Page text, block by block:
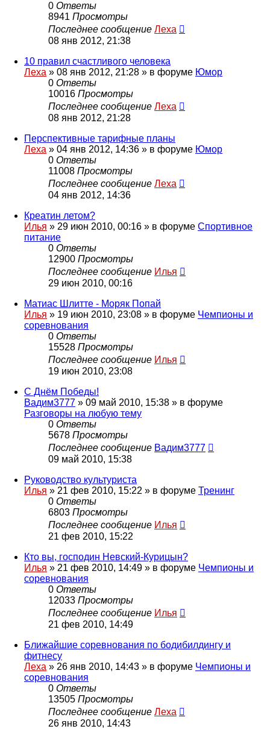
0 Ответы
8941 Просмотры
Последнее сообщение Леха
08 янв 2012, 21:38
10 правил счастливого человека
Леха » 08 янв 2012, 21:28 » в форуме Юмор
0 Ответы
10016 Просмотры
Последнее сообщение Леха
08 янв 2012, 21:28
Перспективные тарифные планы
Леха » 04 янв 2012, 14:36 » в форуме Юмор
0 Ответы
11008 Просмотры
Последнее сообщение Леха
04 янв 2012, 14:36
Креатин летом?
Илья » 29 июн 2010, 00:16 » в форуме Спортивное
питание
0 Ответы
12900 Просмотры
Последнее сообщение Илья
29 июн 2010, 00:16
Матиас Шлитте - Моряк Попай
Илья » 19 июн 2010, 23:08 » в форуме Чемпионы и
соревнования
0 Ответы
15528 Просмотры
Последнее сообщение Илья
19 июн 2010, 23:08
С Днём Победы!
Вадим3777 » 09 май 2010, 15:38 » в форуме
Разговоры на любую тему
0 Ответы
5678 Просмотры
Последнее сообщение Вадим3777
09 май 2010, 15:38
Руководство культуриста
Илья » 21 фев 2010, 15:22 » в форуме Тренинг
0 Ответы
6803 Просмотры
Последнее сообщение Илья
21 фев 2010, 15:22
Кто вы, господин Невский-Курицын?
Илья » 21 фев 2010, 14:49 » в форуме Чемпионы и
соревнования
0 Ответы
12033 Просмотры
Последнее сообщение Илья
21 фев 2010, 14:49
Ближайшие соревнования по бодибилдингу и
фитнесу
Леха » 26 янв 2010, 14:43 » в форуме Чемпионы и
соревнования
0 Ответы
13505 Просмотры
Последнее сообщение Леха
26 янв 2010, 14:43